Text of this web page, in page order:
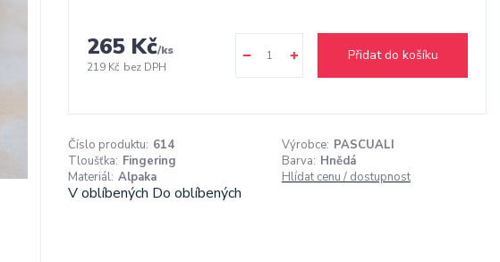
265 Kč/ks
219 Kč bez DPH
Přidat do košíku
Číslo produktu: 614 Výrobce: PASCUALI
Tloušťka: Fingering Barva: Hnědá
Materiál: Alpaka Hlídat cenu / dostupnost
V oblíbených Do oblíbených